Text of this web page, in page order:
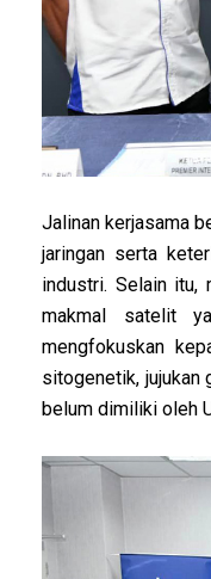
Jalinan kerjasama
jaringan serta
industri. Selain itu,
makmal satelit
mengfokuskan
sitogenetik, jujukan
belum dimiliki oleh